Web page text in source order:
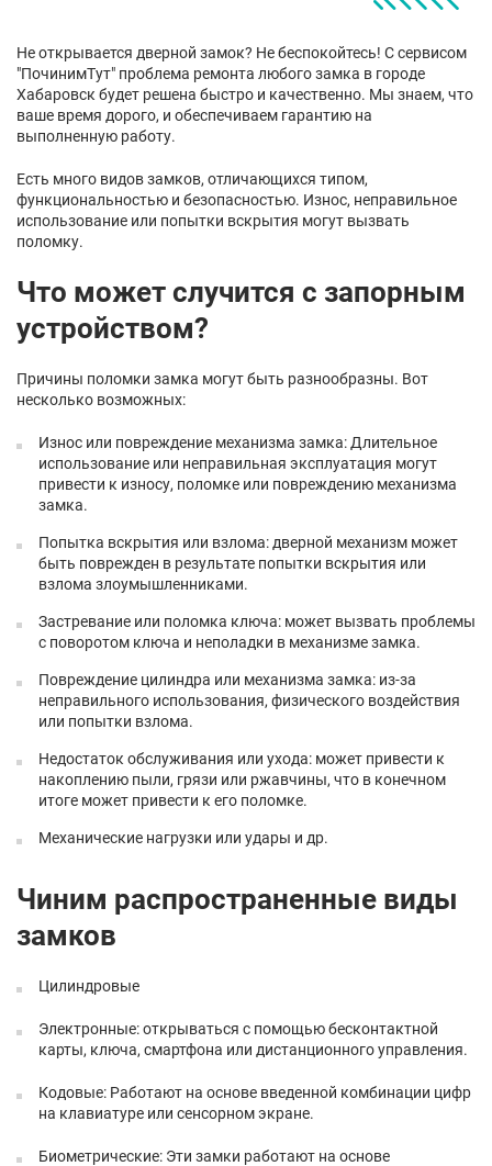
Не открывается дверной замок? Не беспокойтесь! С сервисом
"ПочинимТут" проблема ремонта любого замка в городе
Хабаровск будет решена быстро и качественно. Мы знаем, что
ваше время дорого, и обеспечиваем гарантию на
выполненную работу.
Есть много видов замков, отличающихся типом,
функциональностью и безопасностью. Износ, неправильное
использование или попытки вскрытия могут вызвать
поломку.
Что может случится с запорным
устройством?
Причины поломки замка могут быть разнообразны. Вот
несколько возможных:
Износ или повреждение механизма замка: Длительное
использование или неправильная эксплуатация могут
привести к износу, поломке или повреждению механизма
замка.
Попытка вскрытия или взлома: дверной механизм может
быть поврежден в результате попытки вскрытия или
взлома злоумышленниками.
Застревание или поломка ключа: может вызвать проблемы
с поворотом ключа и неполадки в механизме замка.
Повреждение цилиндра или механизма замка: из-за
неправильного использования, физического воздействия
или попытки взлома.
Недостаток обслуживания или ухода: может привести к
накоплению пыли, грязи или ржавчины, что в конечном
итоге может привести к его поломке.
Механические нагрузки или удары и др.
Чиним распространенные виды
замков
Цилиндровые
Электронные: открываться с помощью бесконтактной
карты, ключа, смартфона или дистанционного управления.
Кодовые: Работают на основе введенной комбинации цифр
на клавиатуре или сенсорном экране.
Биометрические: Эти замки работают на основе